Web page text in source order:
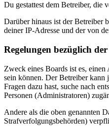
Du gestattest dem Betreiber, die
Darüber hinaus ist der Betreiber
deiner IP-Adresse und der von
Regelungen bezüglich
Zweck eines Boards ist es,
sein können. Der Betreiber kann
Fragen dazu hast, suche nach
Personen (Administratoren)
Andere als die oben genannten
Strafverfolgungsbehörden)